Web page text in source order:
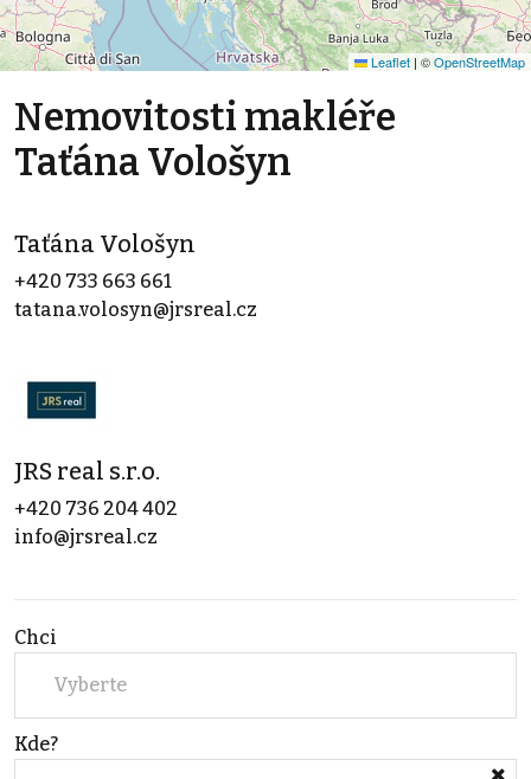
Leaflet | ©OpenStreetMap
Nemovitosti makléře
Taťána Vološyn
Taťána Vološyn
+420 733 663 661
tatana.volosyn@jrsreal.cz
JRS real s.r.o.
+420 736 204 402
info@jrsreal.cz
Chci
Vyberte
Kde?